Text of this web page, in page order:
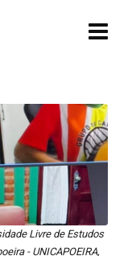
Livre de Estudos
- UNICAPOEIRA,